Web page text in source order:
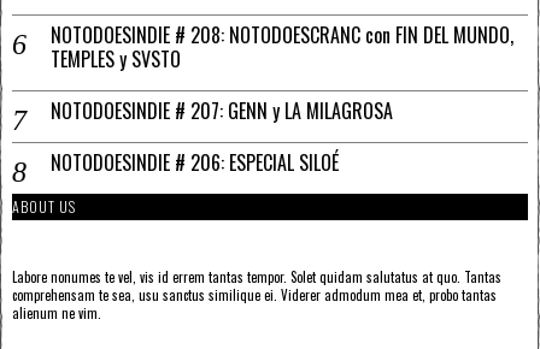
NOTODOESINDIE # 208: NOTODOESCRANC con FIN DEL MUNDO,
TEMPLES y SVSTO
NOTODOESINDIE # 207: GENN y LA MILAGROSA
NOTODOESINDIE # 206: ESPECIAL SILOÉ
ABOUT US
Labore nonumes te vel, vis id errem tantas tempor. Solet quidam salutatus at quo. Tantas
comprehensam te sea, usu sanctus similique ei. Viderer admodum mea et, probo tantas
alienum ne vim.